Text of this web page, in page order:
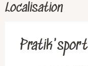
Localisation
Pratik'sport